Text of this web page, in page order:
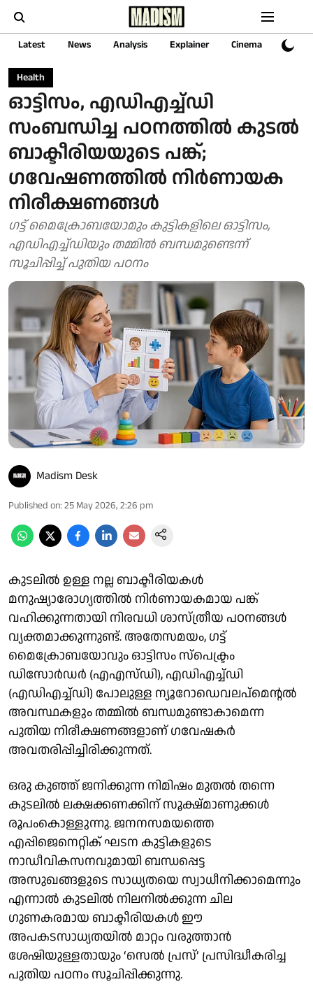
Latest News Analysis Explainer Cinema Sports
Health
ഓട്ടിസം, എഡിഎച്ച്ഡി
സംബന്ധിച്ച പഠനത്തിൽ കുടൽ
ബാക്ടീരിയയുടെ പങ്ക്;
ഗവേഷണത്തിൽ നിർണായക
നിരീക്ഷണങ്ങൾ
ഗട്ട് മൈക്രോബയോമും കുട്ടികളിലെ ഓട്ടിസം,
എഡിഎച്ച്ഡിയും തമ്മിൽ ബന്ധമുണ്ടെന്ന്
സൂചിപ്പിച്ച് പുതിയ പഠനം
Madism Desk
Published on: 25 May 2026, 2:26 pm
കുടലിൽ ഉള്ള നല്ല ബാക്ടീരിയകൾ
മനുഷ്യാരോഗ്യത്തിൽ നിർണായകമായ പങ്ക്
വഹിക്കുന്നതായി നിരവധി ശാസ്ത്രീയ പഠനങ്ങൾ
വ്യക്തമാക്കുന്നുണ്ട്. അതേസമയം, ഗട്ട്
മൈക്രോബയോവും ഓട്ടിസം സ്പെക്ട്രം
ഡിസോർഡർ (എഎസ്‌ഡി), എഡിഎച്ച്ഡി
(എഡി‌എച്ച്‌ഡി) പോലുള്ള ന്യൂറോഡെവലപ്മെന്റൽ
അവസ്ഥകളും തമ്മിൽ ബന്ധമുണ്ടാകാമെന്ന
പുതിയ നിരീക്ഷണങ്ങളാണ് ഗവേഷകർ
അവതരിപ്പിച്ചിരിക്കുന്നത്.
ഒരു കുഞ്ഞ് ജനിക്കുന്ന നിമിഷം മുതൽ തന്നെ
കുടലിൽ ലക്ഷക്കണക്കിന് സൂക്ഷ്മാണുക്കൾ
രൂപംകൊള്ളുന്നു. ജനനസമയത്തെ
എപ്പിജെനെറ്റിക് ഘടന കുട്ടികളുടെ
നാഡീവികസനവുമായി ബന്ധപ്പെട്ട
അസുഖങ്ങളുടെ സാധ്യതയെ സ്വാധീനിക്കാമെന്നും
എന്നാൽ കുടലിൽ നിലനിൽക്കുന്ന ചില
ഗുണകരമായ ബാക്ടീരിയകൾ ഈ
അപകടസാധ്യതയിൽ മാറ്റം വരുത്താൻ
ശേഷിയുള്ളതായും ‘സെൽ പ്രസ്’ പ്രസിദ്ധീകരിച്ച
പുതിയ പഠനം സൂചിപ്പിക്കുന്നു.